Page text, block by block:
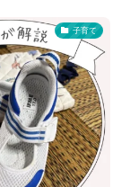
子育て